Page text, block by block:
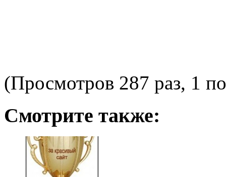
(Просмотров 287 раз, 1
Смотрите также: